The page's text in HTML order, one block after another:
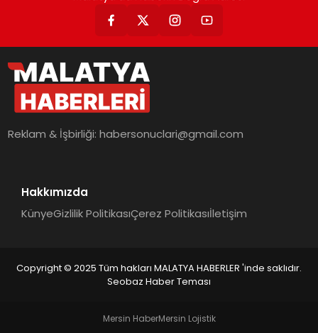
Reklam & İşbirliği:habersonuclari@gmail.com
Hakkımızda
KünyeGizlilik PolitikasıÇerez Politikasıİletişim
Copyright © 2025 Tüm hakları MALATYA HABERLER 'inde saklıdır.
Seobaz Haber Teması
Mersin HaberMersin Lojistik